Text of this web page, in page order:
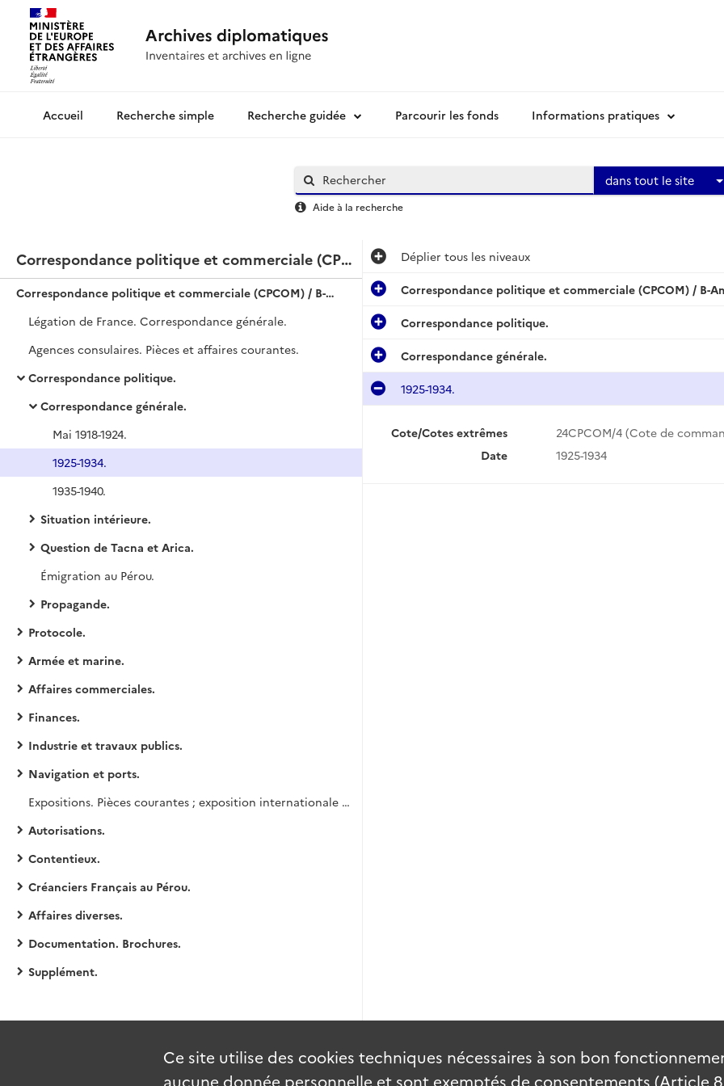
Archives diplomatiquesRecherche simple Recherche guidée Parcourir les fonds Informations pratiques
dans tout le site
Aide à la recherche
Correspondance politique et commerciale (CPCOM) / B-Amérique / Pérou
Correspondance politique et commerciale (CPCOM) / B-Amérique / Pérou
Légation de France. Correspondance générale.
Agences consulaires. Pièces et affaires courantes.
Correspondance politique.
Correspondance générale.
Mai 1918-1924.
1925-1934.
1935-1940.
Situation intérieure.
Question de Tacna et Arica.
Émigration au Pérou.
Propagande.
Protocole.
Armée et marine.
Affaires commerciales.
Finances.
Industrie et travaux publics.
Navigation et ports.
Expositions. Pièces courantes ; exposition internationale de 1937.
Autorisations.
Contentieux.
Créanciers Français au Pérou.
Affaires diverses.
Documentation. Brochures.
Supplément.
Déplier tous les niveaux
Correspondance politique et commerciale (CPCOM) / B-
Correspondance politique.
Correspondance générale.
1925-1934.
Cote/Cotes extrêmes
24CPCOM/4 (Cote de
Date
1925-1934
Ce site utilise des cookies techniques nécessaires à son bon
aucune donnée personnelle et sont exemptés de consentements (Article